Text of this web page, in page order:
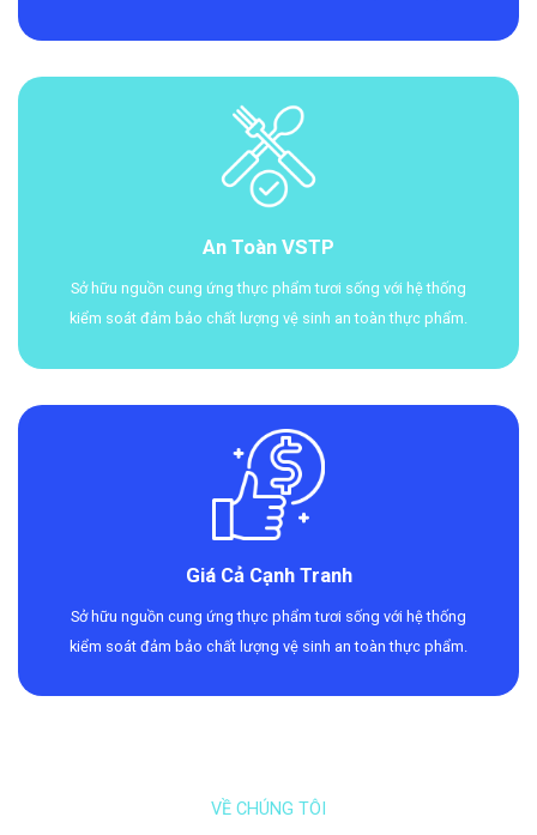
An Toàn VSTP
Sở hữu nguồn cung ứng thực phẩm tươi sống với hệ thống
kiểm soát đảm bảo chất lượng vệ sinh an toàn thực phẩm.
Giá Cả Cạnh Tranh
Sở hữu nguồn cung ứng thực phẩm tươi sống với hệ thống
kiểm soát đảm bảo chất lượng vệ sinh an toàn thực phẩm.
VỀ CHÚNG TÔI